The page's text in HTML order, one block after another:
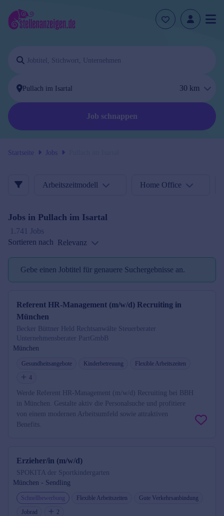
30 km
Job schnappen
Startseite Jobs
Arbeitszeitmodell Home Office
Jobs in Pullach im Isartal
1.741 Jobs
Sortieren nach Relevanz
Gebe einen Jobtitel für genauere Suchergebnisse an.
Referent HR-Management (m/w/d) Recruiting in
München
Becker Büttner Held Rechtsanwälte Steuerberater
Unternehmensberater PartGmbB
München
Gesundheitsangebote Kinderbetreuung
Flexible Arbeitszeiten
4
Werde Referent HR-Management (m/w/d) Recruiting bei BBH
in München. Gestalte aktiv die Personalsuche und profitiere
von einem modernen Arbeitsumfeld sowie attraktiven
Benefits.
Erzieher/in (m/w/d)
SPOKITA der Sportkindergarten
München - Sendling
Schnellbewerbung Flexible Arbeitszeiten
Gute Verkehrsanbindung
Jobrad
2